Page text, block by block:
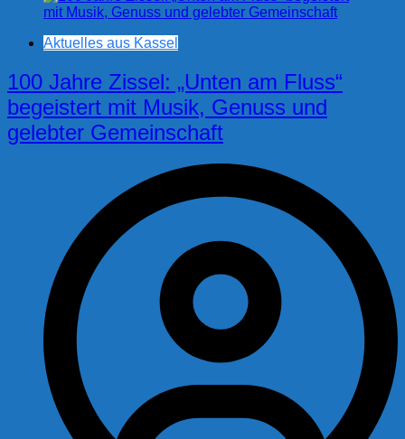
Aktuelles aus Kassel
100 Jahre Zissel: „Unten am Fluss“
begeistert mit Musik, Genuss und
gelebter Gemeinschaft